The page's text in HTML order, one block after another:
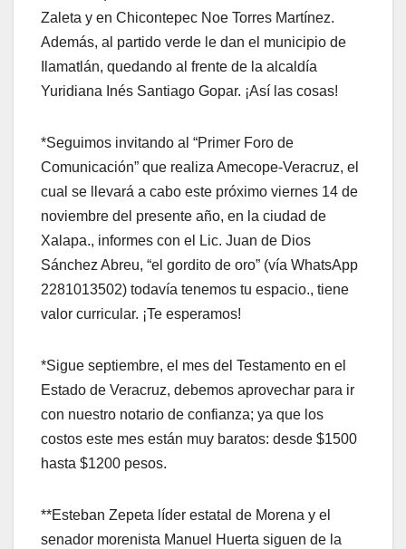
Zaleta y en Chicontepec Noe Torres Martínez.
Además, al partido verde le dan el municipio de
Ilamatlán, quedando al frente de la alcaldía
Yuridiana Inés Santiago Gopar. ¡Así las cosas!
*Seguimos invitando al “Primer Foro de
Comunicación” que realiza Amecope-Veracruz, el
cual se llevará a cabo este próximo viernes 14 de
noviembre del presente año, en la ciudad de
Xalapa., informes con el Lic. Juan de Dios
Sánchez Abreu, “el gordito de oro” (vía WhatsApp
2281013502) todavía tenemos tu espacio., tiene
valor curricular. ¡Te esperamos!
*Sigue septiembre, el mes del Testamento en el
Estado de Veracruz, debemos aprovechar para ir
con nuestro notario de confianza; ya que los
costos este mes están muy baratos: desde $1500
hasta $1200 pesos.
**Esteban Zepeta líder estatal de Morena y el
senador morenista Manuel Huerta siguen de la